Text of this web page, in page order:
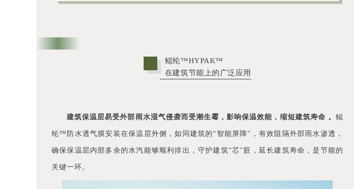
鲲纶™HYPAK™
在建筑节能上的广泛应用
建筑保温层易受外部雨水湿气侵袭而受潮生霉，影响保温效能，缩短建筑寿命 。 鲲
纶™防水透气膜安装在保温层外侧，如同建筑的“智能屏障”，有效阻隔外部雨水渗透，
确保保温层内部多余的水汽能够顺利排出，守护建筑“芯”脏，延长建筑寿命，是节能的
关键一环。